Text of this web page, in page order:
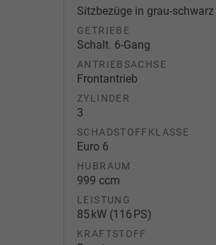
Sitzbezüge in grau-schwarz
GETRIEBE
Schalt. 6-Gang
ANTRIEBSACHSE
Frontantrieb
ZYLINDER
3
SCHADSTOFFKLASSE
Euro 6
HUBRAUM
999 ccm
LEISTUNG
85 kW (116 PS)
KRAFTSTOFF